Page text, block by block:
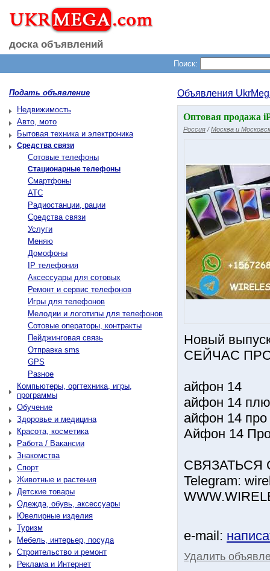
доска объявлений
Поиск:
Подать объявление
Недвижимость
Авто, мото
Бытовая техника и электроника
Средства связи
Сотовые телефоны
Стационарные телефоны
Смартфоны
АТС
Радиостанции, рации
Средства связи
Услуги
Меняю
Домофоны
IP телефония
Аксессуары для сотовых
Ремонт и сервис телефонов
Игры для телефонов
Мелодии и логотипы для телефонов
Сотовые операторы, контракты
Пейджинговая связь
Отправка sms
GPS
Разное
Компьютеры, оргтехника, игры,
программы
Обучение
Здоровье и медицина
Красота, косметика
Работа / Вакансии
Знакомства
Спорт
Животные и растения
Детские товары
Одежда, обувь, аксессуары
Ювелирные изделия
Туризм
Мебель, интерьер, посуда
Строительство и ремонт
Реклама и Интернет
Объявления
Оптовая продажа
Россия /Москва и
Новый
СЕЙЧАС
айфон 14
айфон 14
айфон 14 про
Айфон 14
СВЯЗАТЬСЯ
Telegram:
e-mail:
Удалить